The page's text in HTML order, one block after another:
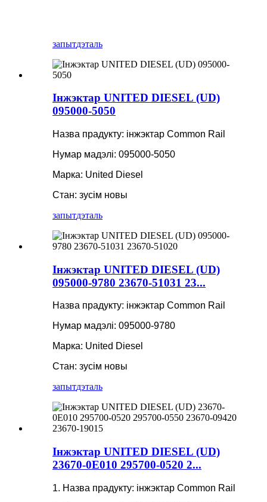
запытдэталь
Інжэктар UNITED DIESEL (UD)
095000-5050
Назва прадукту: інжэктар Common Rail
Нумар мадэлі: 095000-5050
Марка: United Diesel
Стан: зусім новы
запытдэталь
Інжэктар UNITED DIESEL (UD)
095000-9780 23670-51031 23...
Назва прадукту: інжэктар Common Rail
Нумар мадэлі: 095000-9780
Марка: United Diesel
Стан: зусім новы
запытдэталь
Інжэктар UNITED DIESEL (UD)
23670-0E010 295700-0520 2...
1. Назва прадукту: інжэктар Common Rail